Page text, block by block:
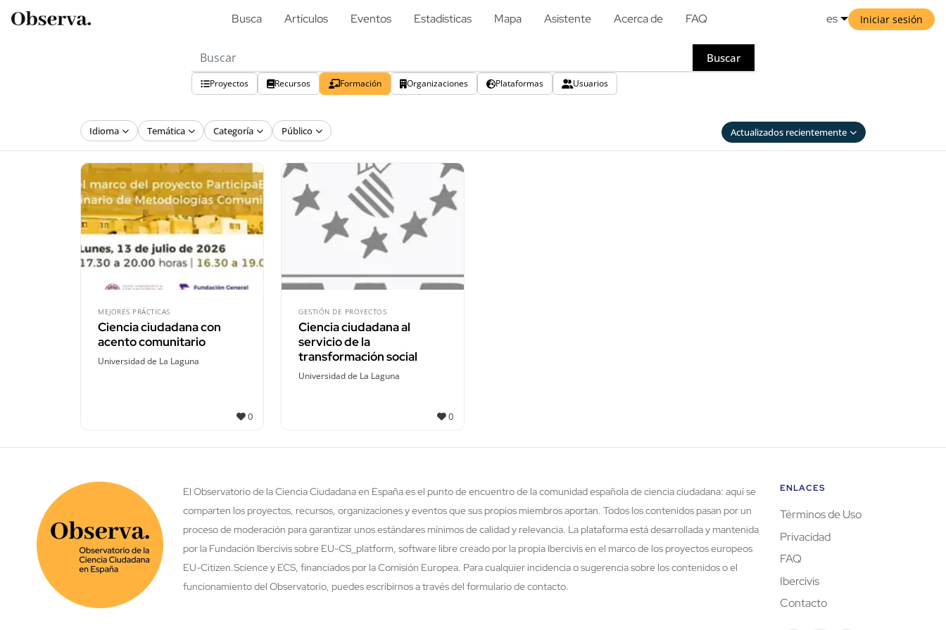
es Iniciar sesión
Busca Artículos Eventos Estadísticas Mapa Asistente Acerca de FAQ
Buscar
Proyectos Recursos Formación Organizaciones Plataformas Usuarios
Idioma Temática Categoría Público Actualizados recientemente
MEJORES PRÁCTICAS
Ciencia ciudadana con
acento comunitario
Universidad de La Laguna
0
GESTIÓN DE PROYECTOS
Ciencia ciudadana al
servicio de la
transformación social
Universidad de La Laguna
0
El Observatorio de la Ciencia Ciudadana en España es el punto de encuentro de la comunidad española de ciencia ciudadana: aquí se
comparten los proyectos, recursos, organizaciones y eventos que sus propios miembros aportan. Todos los contenidos pasan por un
proceso de moderación para garantizar unos estándares mínimos de calidad y relevancia. La plataforma está desarrollada y mantenida
por la Fundación Ibercivis sobre EU-CS_platform, software libre creado por la propia Ibercivis en el marco de los proyectos europeos
EU-Citizen.Science y ECS, financiados por la Comisión Europea. Para cualquier incidencia o sugerencia sobre los contenidos o el
funcionamiento del Observatorio, puedes escribirnos a través del formulario de contacto.
ENLACES
Términos de Uso
Privacidad
FAQ
Ibercivis
Contacto